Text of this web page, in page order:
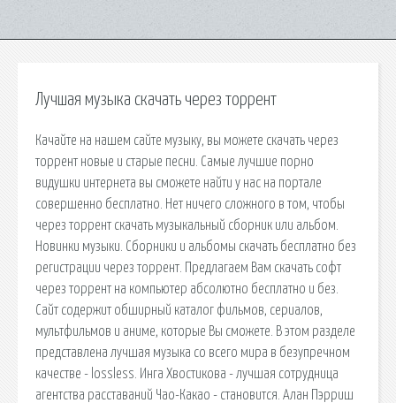
Лучшая музыка скачать через торрент
Качайте на нашем сайте музыку, вы можете скачать через
торрент новые и старые песни. Самые лучшие порно
видушки интернета вы сможете найти у нас на портале
совершенно бесплатно. Нет ничего сложного в том, чтобы
через торрент скачать музыкальный сборник или альбом.
Новинки музыки. Сборники и альбомы скачать бесплатно без
регистрации через торрент. Предлагаем Вам скачать софт
через торрент на компьютер абсолютно бесплатно и без.
Сайт содержит обширный каталог фильмов, сериалов,
мультфильмов и аниме, которые Вы сможете. В этом разделе
представлена лучшая музыка со всего мира в безупречном
качестве - lossless. Инга Хвостикова - лучшая сотрудница
агентства расставаний Чао-Какао - становится. Алан Пэрриш